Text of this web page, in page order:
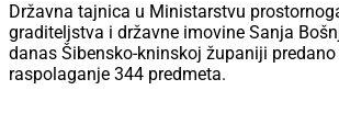
Državna tajnica u Ministarstvu
graditeljstva i državne imovine Sanja
danas Šibensko-kninskoj županiji
raspolaganje 344 predmeta.